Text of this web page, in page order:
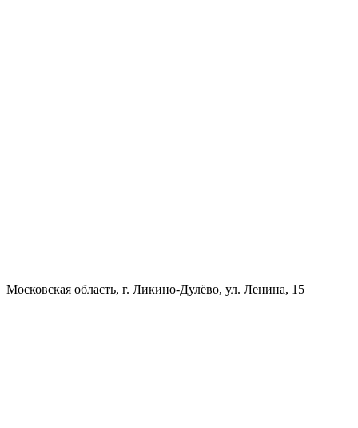
Московская область, г. Ликино-Дулёво, ул. Ленина, 15